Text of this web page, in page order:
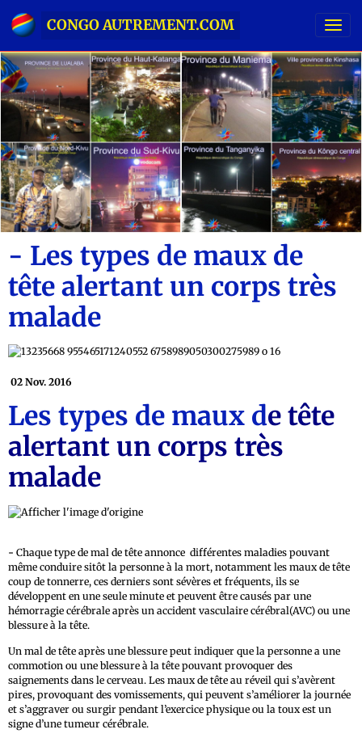
CONGO AUTREMENT.COM
- Les types de maux de
tête alertant un corps très
malade
02 Nov. 2016
Les types de maux de tête
alertant un corps très
malade
- Chaque type de mal de tête annonce différentes maladies pouvant
même conduire sitôt la personne à la mort, notamment les maux de tête
coup de tonnerre, ces derniers sont sévères et fréquents, ils se
développent en une seule minute et peuvent être causés par une
hémorragie cérébrale après un accident vasculaire cérébral(AVC) ou une
blessure à la tête.
Un mal de tête après une blessure peut indiquer que la personne a une
commotion ou une blessure à la tête pouvant provoquer des
saignements dans le cerveau. Les maux de tête au réveil qui s’avèrent
pires, provoquant des vomissements, qui peuvent s’améliorer la journée
et s’aggraver ou surgir pendant l’exercice physique ou la toux est un
signe d’une tumeur cérébrale.